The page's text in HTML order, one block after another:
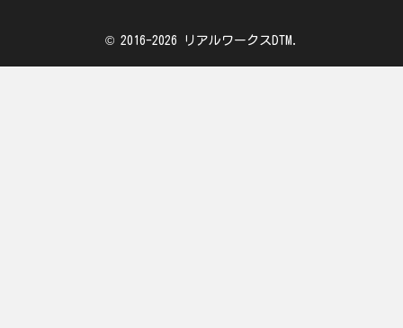
© 2016-2026 リアルワークスDTM.